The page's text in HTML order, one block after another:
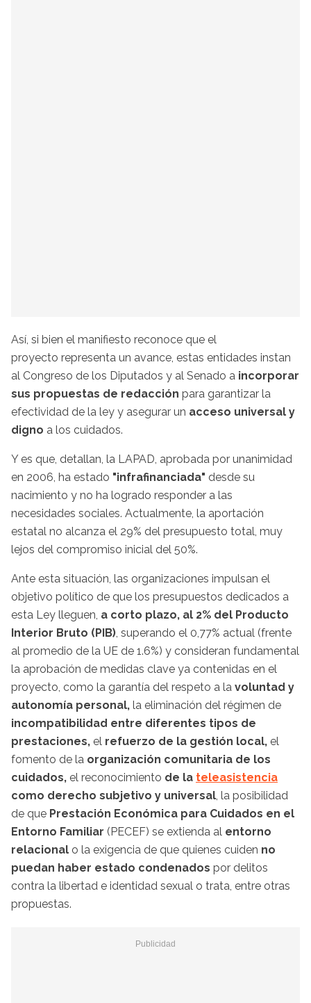
Así, si bien el manifiesto reconoce que el
proyecto representa un avance, estas entidades instan
al Congreso de los Diputados y al Senado a incorporar
sus propuestas de redacción para garantizar la
efectividad de la ley y asegurar un acceso universal y
digno a los cuidados.
Y es que, detallan, la LAPAD, aprobada por unanimidad
en 2006, ha estado "infrafinanciada" desde su
nacimiento y no ha logrado responder a las
necesidades sociales. Actualmente, la aportación
estatal no alcanza el 29% del presupuesto total, muy
lejos del compromiso inicial del 50%.
Ante esta situación, las organizaciones impulsan el
objetivo político de que los presupuestos dedicados a
esta Ley lleguen, a corto plazo, al 2% del Producto
Interior Bruto (PIB), superando el 0,77% actual (frente
al promedio de la UE de 1.6%) y consideran fundamental
la aprobación de medidas clave ya contenidas en el
proyecto, como la garantía del respeto a la voluntad y
autonomía personal, la eliminación del régimen de
incompatibilidad entre diferentes tipos de
prestaciones, el refuerzo de la gestión local, el
fomento de la organización comunitaria de los
cuidados, el reconocimiento de la teleasistencia
como derecho subjetivo y universal, la posibilidad
de que Prestación Económica para Cuidados en el
Entorno Familiar (PECEF) se extienda al entorno
relacional o la exigencia de que quienes cuiden no
puedan haber estado condenados por delitos
contra la libertad e identidad sexual o trata, entre otras
propuestas.